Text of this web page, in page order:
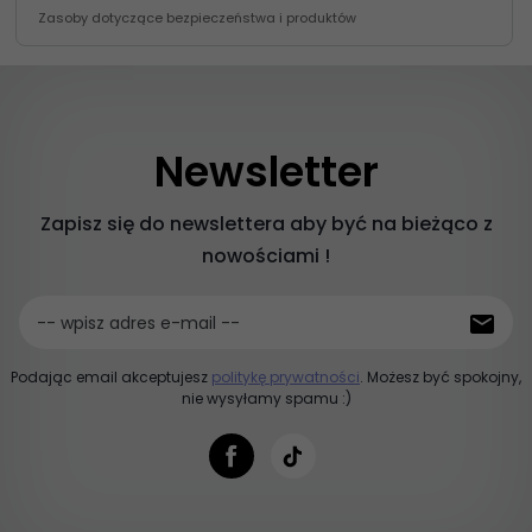
Zasoby dotyczące bezpieczeństwa i produktów
Newsletter
Zapisz się do newslettera aby być na bieżąco z
nowościami !
-- wpisz adres e-mail --
Podając email akceptujesz politykę prywatności. Możesz być spokojny,
nie wysyłamy spamu :)